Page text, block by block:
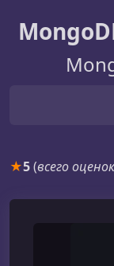
★5(всего оценок